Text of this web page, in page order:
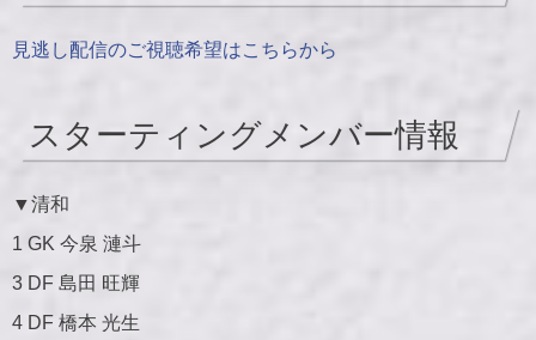
見逃し配信のご視聴希望はこちらから
スターティングメンバー情報
▼清和
1 GK 今泉 漣斗
3 DF 島田 旺輝
4 DF 橋本 光生